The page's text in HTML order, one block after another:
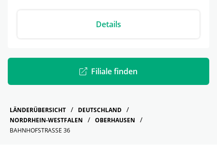
Details
Filiale finden
LÄNDERÜBERSICHT
DEUTSCHLAND
NORDRHEIN-WESTFALEN
OBERHAUSEN
BAHNHOFSTRASSE 36